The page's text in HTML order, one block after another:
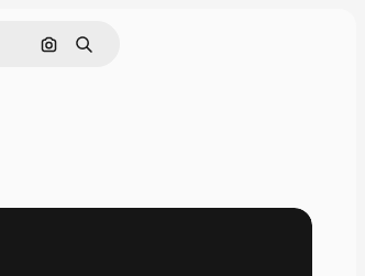
Nach Bild suchen
Suchen